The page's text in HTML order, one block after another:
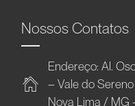
Nossos Contatos
Endereço: Al.
– Vale do Sereno
Nova Lima /